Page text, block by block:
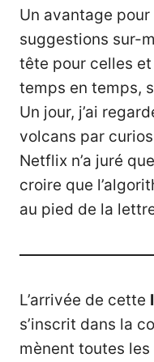
Un avantage
suggestions sur-
tête pour celles
temps en temps,
Un jour, j’ai
volcans par
Netflix n’a juré
croire que
au pied de la
L’arrivée de cette
s’inscrit dans la
mènent toutes